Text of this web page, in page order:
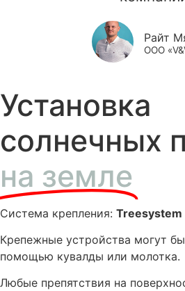
Райт
ООО
Установка
солнечных
на земле
Система крепления: Treesystem
Крепежные устройства могут
помощью кувалды или молотка.
Любые препятствия на